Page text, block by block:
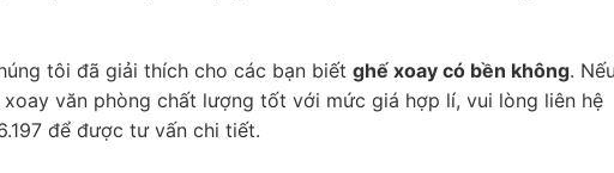
tôi đã giải thích cho các bạn biết ghế xoay có bền không. Nếu
văn phòng chất lượng tốt với mức giá hợp lí, vui lòng liên hệ
để được tư vấn chi tiết.